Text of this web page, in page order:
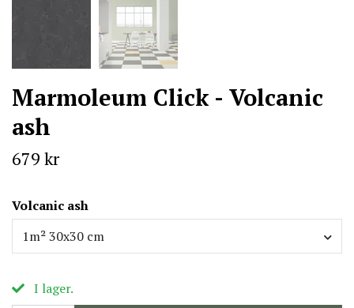
Marmoleum Click - Volcanic
ash
679 kr
Volcanic ash
1m² 30x30 cm
I lager.